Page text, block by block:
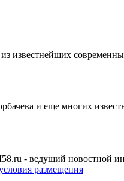
известнейших
и еще многих
- ведущий новостной
размещения